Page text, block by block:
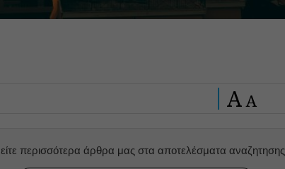
A A
περισσότερα άρθρα μας στα αποτελέσματα αναζητησης